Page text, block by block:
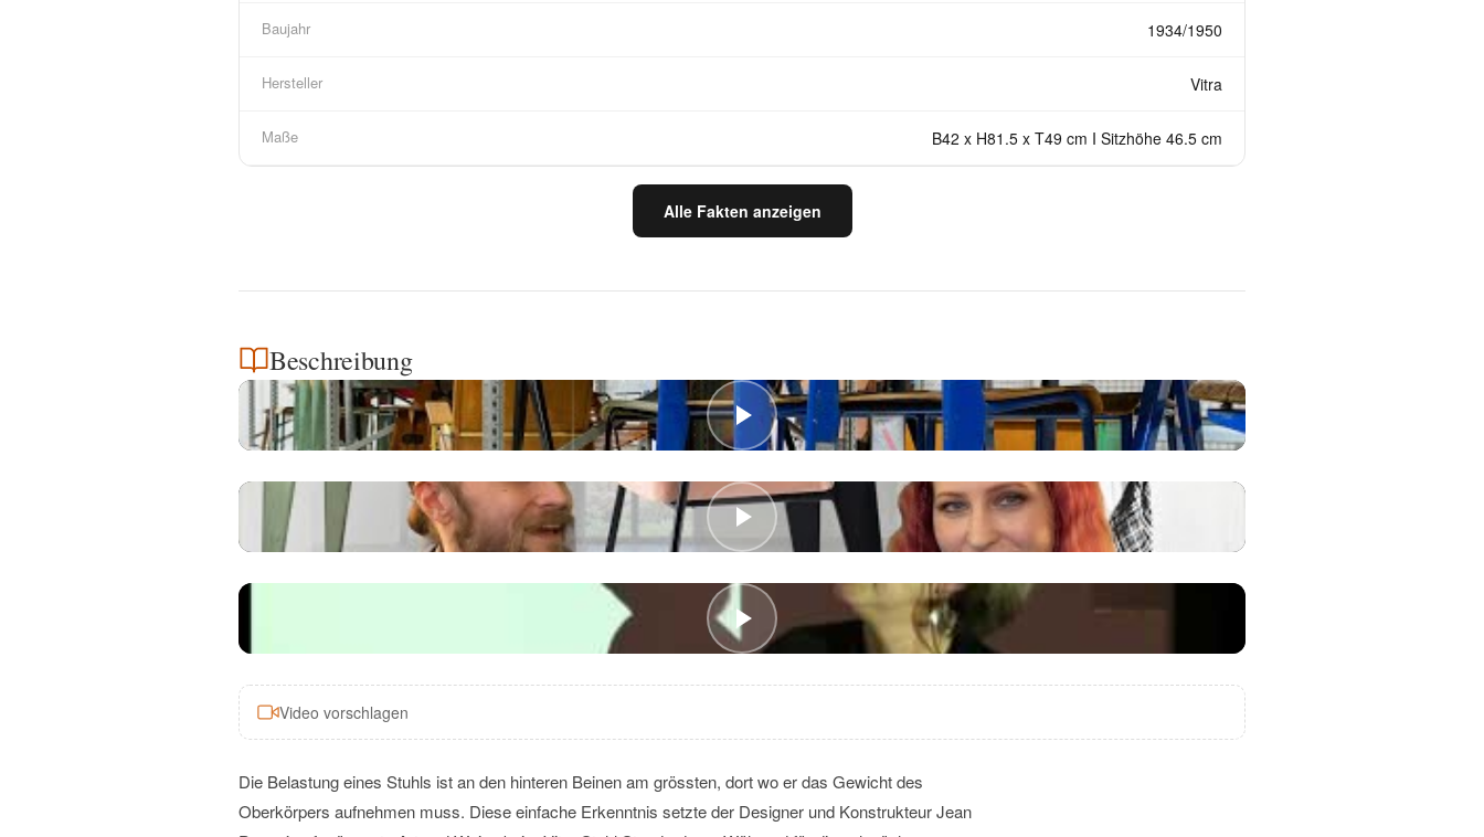
Baujahr 1934/1950
Hersteller Vitra
Maße B42 x H81.5 x T49 cm I Sitzhöhe 46.5 cm
Alle Fakten anzeigen
Beschreibung
Video vorschlagen
Die Belastung eines Stuhls ist an den hinteren Beinen am grössten, dort wo er das Gewicht des
Oberkörpers aufnehmen muss. Diese einfache Erkenntnis setzte der Designer und Konstrukteur Jean